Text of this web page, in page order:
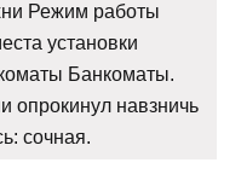
Режим работы
установки
Банкоматы.
опрокинул навзничь
сочная.